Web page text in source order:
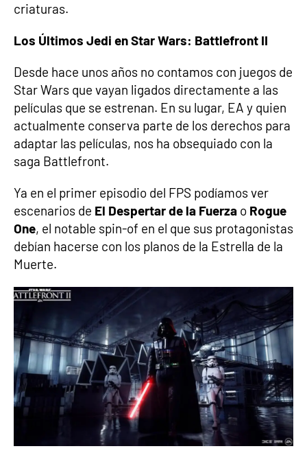
criaturas.
Los Últimos Jedi en Star Wars: Battlefront II
Desde hace unos años no contamos con juegos de
Star Wars que vayan ligados directamente a las
películas que se estrenan. En su lugar, EA y quien
actualmente conserva parte de los derechos para
adaptar las películas, nos ha obsequiado con la
saga Battlefront.
Ya en el primer episodio del FPS podíamos ver
escenarios de El Despertar de la Fuerza o Rogue
One, el notable spin-of en el que sus protagonistas
debían hacerse con los planos de la Estrella de la
Muerte.